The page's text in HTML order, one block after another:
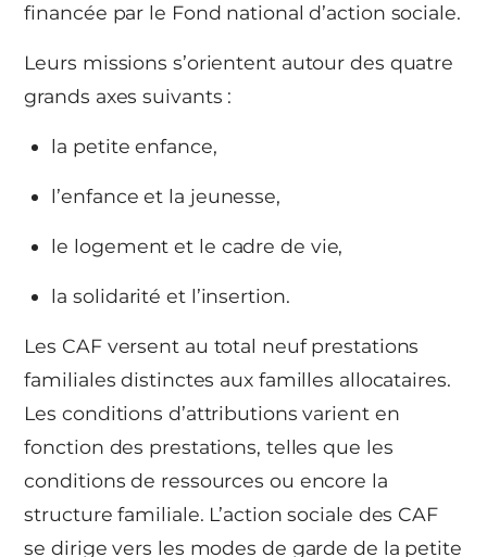
financée par le Fond national d’action sociale.
Leurs missions s’orientent autour des quatre
grands axes suivants :
la petite enfance,
l’enfance et la jeunesse,
le logement et le cadre de vie,
la solidarité et l’insertion.
Les CAF versent au total neuf prestations
familiales distinctes aux familles allocataires.
Les conditions d’attributions varient en
fonction des prestations, telles que les
conditions de ressources ou encore la
structure familiale. L’action sociale des CAF
se dirige vers les modes de garde de la petite